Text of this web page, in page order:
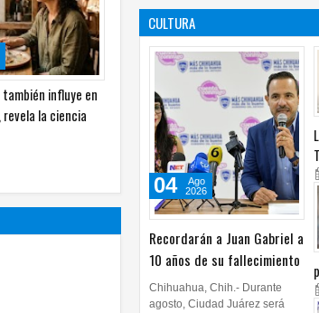
tras el impacto
aceleró la
contra no
procederá
04Ago 2026 0
CULTURA
Recordarán a Juan Gabriel a
10 años de su fallecimiento
04
Ago
2026
Chihuahua, Chih.- Durante
agosto, Ciudad Juárez será